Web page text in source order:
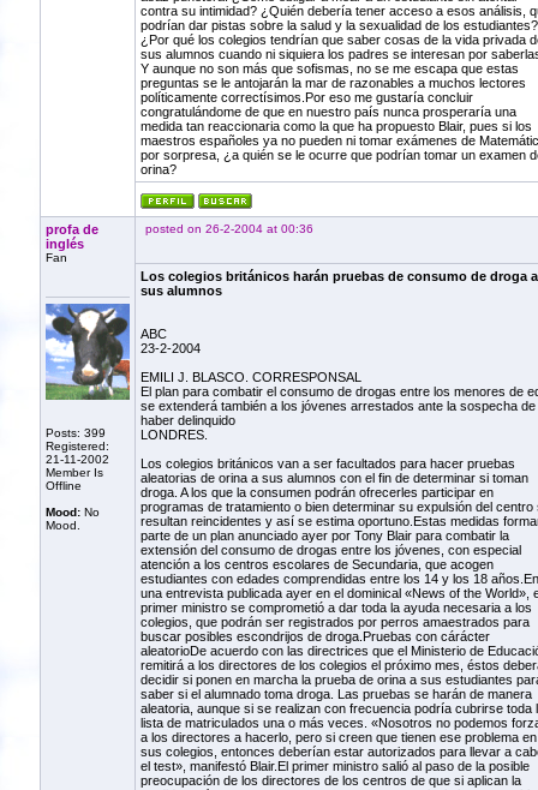
contra su intimidad? ¿Quién debería tener acceso a esos análisis,
podrían dar pistas sobre la salud y la sexualidad de los estudiantes?
¿Por qué los colegios tendrían que saber cosas de la vida privada
sus alumnos cuando ni siquiera los padres se interesan por
Y aunque no son más que sofismas, no se me escapa que estas
preguntas se le antojarán la mar de razonables a muchos lectores
políticamente correctísimos.Por eso me gustaría concluir
congratulándome de que en nuestro país nunca prosperaría una
medida tan reaccionaria como la que ha propuesto Blair, pues si los
maestros españoles ya no pueden ni tomar exámenes de
por sorpresa, ¿a quién se le ocurre que podrían tomar un examen
orina?
profa de
inglés
Fan
Posts: 399
Registered:
21-11-2002
Member Is
Offline
Mood:No
Mood.
posted on 26-2-2004 at 00:36
Los colegios británicos harán pruebas de consumo de droga a
sus alumnos
ABC
23-2-2004
EMILI J. BLASCO. CORRESPONSAL
El plan para combatir el consumo de drogas entre los menores de
se extenderá también a los jóvenes arrestados ante la sospecha de
haber delinquido
LONDRES.
Los colegios británicos van a ser facultados para hacer pruebas
aleatorias de orina a sus alumnos con el fin de determinar si toman
droga. A los que la consumen podrán ofrecerles participar en
programas de tratamiento o bien determinar su expulsión del centro
resultan reincidentes y así se estima oportuno.Estas medidas
parte de un plan anunciado ayer por Tony Blair para combatir la
extensión del consumo de drogas entre los jóvenes, con especial
atención a los centros escolares de Secundaria, que acogen
estudiantes con edades comprendidas entre los 14 y los 18 años.En
una entrevista publicada ayer en el dominical «News of the World»,
primer ministro se comprometió a dar toda la ayuda necesaria a los
colegios, que podrán ser registrados por perros amaestrados para
buscar posibles escondrijos de droga.Pruebas con cárácter
aleatorioDe acuerdo con las directrices que el Ministerio de
remitirá a los directores de los colegios el próximo mes, éstos
decidir si ponen en marcha la prueba de orina a sus estudiantes
saber si el alumnado toma droga. Las pruebas se harán de manera
aleatoria, aunque si se realizan con frecuencia podría cubrirse toda
lista de matriculados una o más veces. «Nosotros no podemos
a los directores a hacerlo, pero si creen que tienen ese problema en
sus colegios, entonces deberían estar autorizados para llevar a
el test», manifestó Blair.El primer ministro salió al paso de la posible
preocupación de los directores de los centros de que si aplican la